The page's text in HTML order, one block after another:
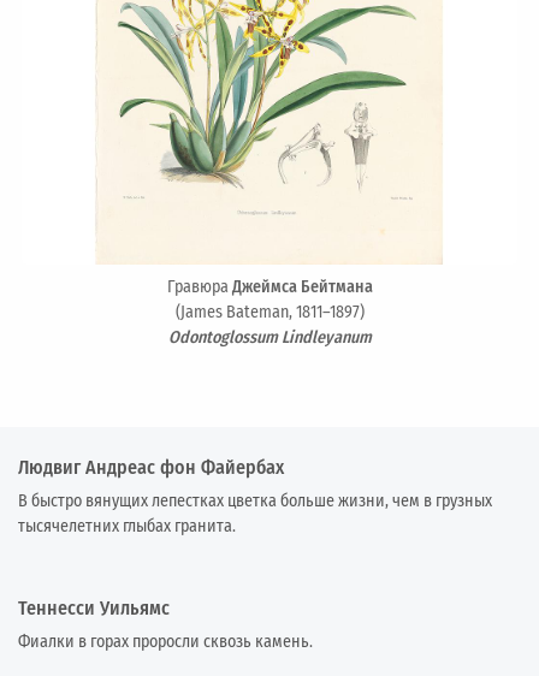
ГравюраДжеймса Бейтмана
(James Bateman, 1811–1897)
Odontoglossum Lindleyanum
Людвиг Андреас фон Файербах
В быстро вянущих лепестках цветка больше жизни, чем в грузных
тысячелетних глыбах гранита.
Теннесси Уильямс
Фиалки в горах проросли сквозь камень.